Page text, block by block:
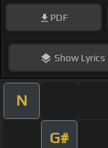
PDF
ShowLyrics
N
G#